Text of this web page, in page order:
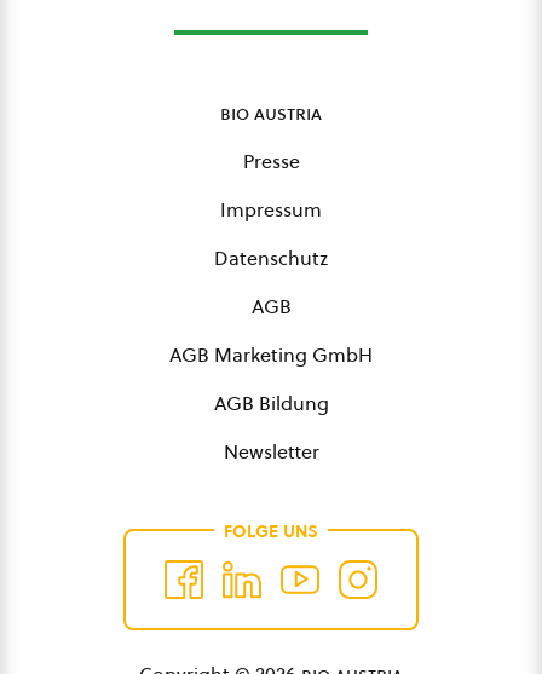
bio austria
Presse
Impressum
Datenschutz
AGB
AGB Marketing GmbH
AGB Bildung
Newsletter
FOLGE UNS